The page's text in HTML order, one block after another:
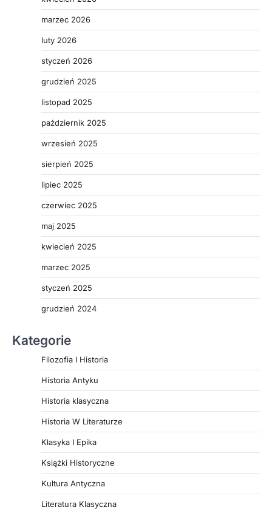
marzec 2026
luty 2026
styczeń 2026
grudzień 2025
listopad 2025
październik 2025
wrzesień 2025
sierpień 2025
lipiec 2025
czerwiec 2025
maj 2025
kwiecień 2025
marzec 2025
styczeń 2025
grudzień 2024
Kategorie
Filozofia I Historia
Historia Antyku
Historia klasyczna
Historia W Literaturze
Klasyka I Epika
Książki Historyczne
Kultura Antyczna
Literatura Klasyczna